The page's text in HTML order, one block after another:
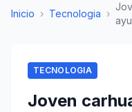
Inicio › Tecnologia ›
TECNOLOGIA
Joven